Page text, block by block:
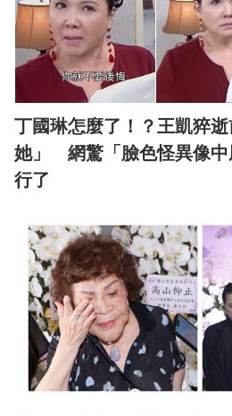
丁國琳怎麼了！？王凱猝
她」 網驚「臉色怪異像中
行了